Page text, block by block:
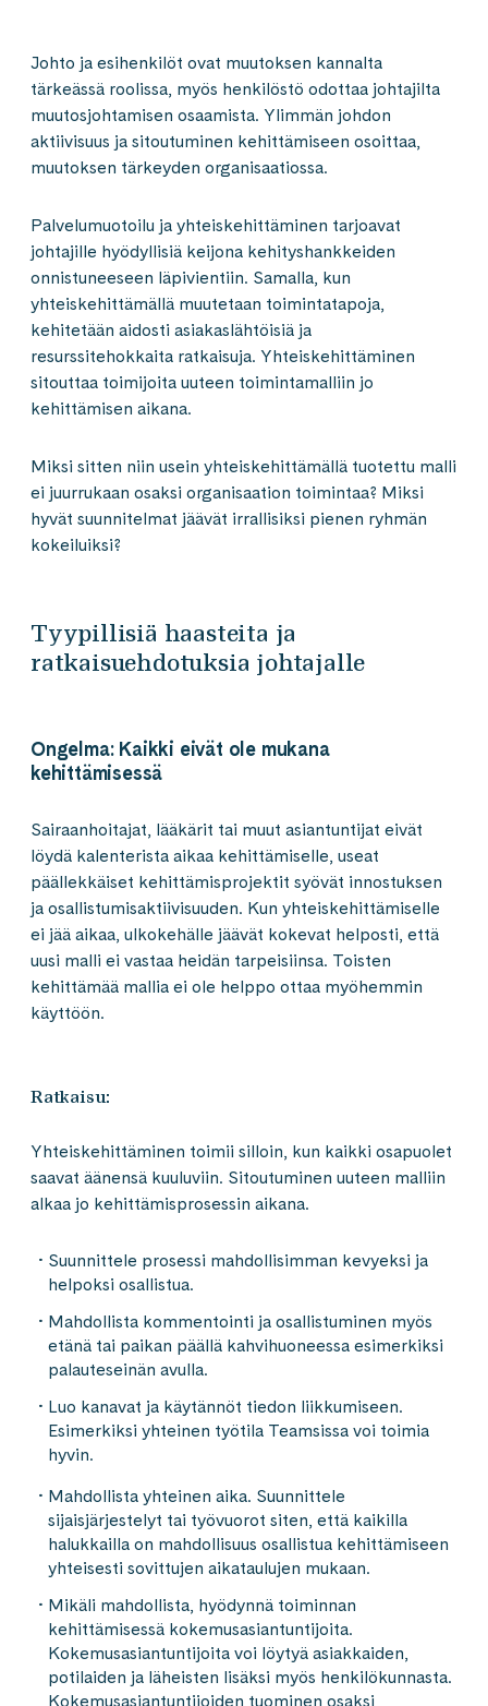
Johto ja esihenkilöt ovat muutoksen kannalta
tärkeässä roolissa, myös henkilöstö odottaa johtajilta
muutosjohtamisen osaamista. Ylimmän johdon
aktiivisuus ja sitoutuminen kehittämiseen osoittaa,
muutoksen tärkeyden organisaatiossa.
Palvelumuotoilu ja yhteiskehittäminen tarjoavat
johtajille hyödyllisiä keijona kehityshankkeiden
onnistuneeseen läpivientiin. Samalla, kun
yhteiskehittämällä muutetaan toimintatapoja,
kehitetään aidosti asiakaslähtöisiä ja
resurssitehokkaita ratkaisuja. Yhteiskehittäminen
sitouttaa toimijoita uuteen toimintamalliin jo
kehittämisen aikana.
Miksi sitten niin usein yhteiskehittämällä tuotettu malli
ei juurrukaan osaksi organisaation toimintaa? Miksi
hyvät suunnitelmat jäävät irrallisiksi pienen ryhmän
kokeiluiksi?
Tyypillisiä haasteita ja
ratkaisuehdotuksia johtajalle
Ongelma: Kaikki eivät ole mukana
kehittämisessä
Sairaanhoitajat, lääkärit tai muut asiantuntijat eivät
löydä kalenterista aikaa kehittämiselle, useat
päällekkäiset kehittämisprojektit syövät innostuksen
ja osallistumisaktiivisuuden. Kun yhteiskehittämiselle
ei jää aikaa, ulkokehälle jäävät kokevat helposti, että
uusi malli ei vastaa heidän tarpeisiinsa. Toisten
kehittämää mallia ei ole helppo ottaa myöhemmin
käyttöön.
Ratkaisu:
Yhteiskehittäminen toimii silloin, kun kaikki osapuolet
saavat äänensä kuuluviin. Sitoutuminen uuteen malliin
alkaa jo kehittämisprosessin aikana.
Suunnittele prosessi mahdollisimman kevyeksi ja
helpoksi osallistua.
Mahdollista kommentointi ja osallistuminen myös
etänä tai paikan päällä kahvihuoneessa esimerkiksi
palauteseinän avulla.
Luo kanavat ja käytännöt tiedon liikkumiseen.
Esimerkiksi yhteinen työtila Teamsissa voi toimia
hyvin.
Mahdollista yhteinen aika. Suunnittele
sijaisjärjestelyt tai työvuorot siten, että kaikilla
halukkailla on mahdollisuus osallistua kehittämiseen
yhteisesti sovittujen aikataulujen mukaan.
Mikäli mahdollista, hyödynnä toiminnan
kehittämisessä kokemusasiantuntijoita.
Kokemusasiantuntijoita voi löytyä asiakkaiden,
potilaiden ja läheisten lisäksi myös henkilökunnasta.
Kokemusasiantuntijoiden tuominen osaksi